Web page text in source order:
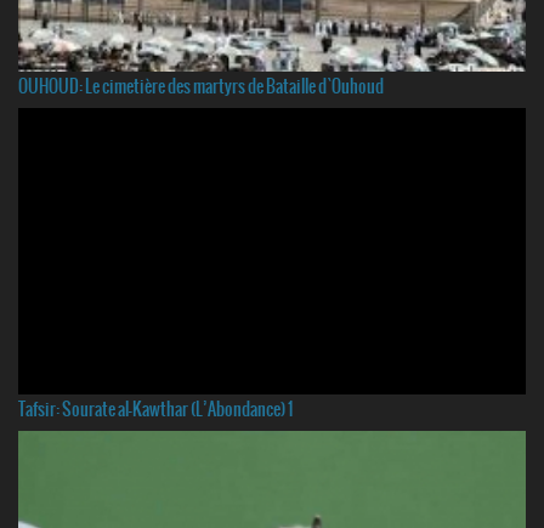
OUHOUD: Le cimetière des martyrs de Bataille d`Ouhoud
Tafsir: Sourate al-Kawthar (L’Abondance) 1